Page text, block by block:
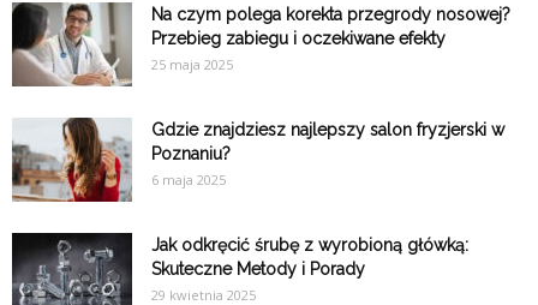
Na czym polega korekta przegrody nosowej?
Przebieg zabiegu i oczekiwane efekty
25 maja 2025
Gdzie znajdziesz najlepszy salon fryzjerski w
Poznaniu?
6 maja 2025
Jak odkręcić śrubę z wyrobioną główką:
Skuteczne Metody i Porady
29 kwietnia 2025